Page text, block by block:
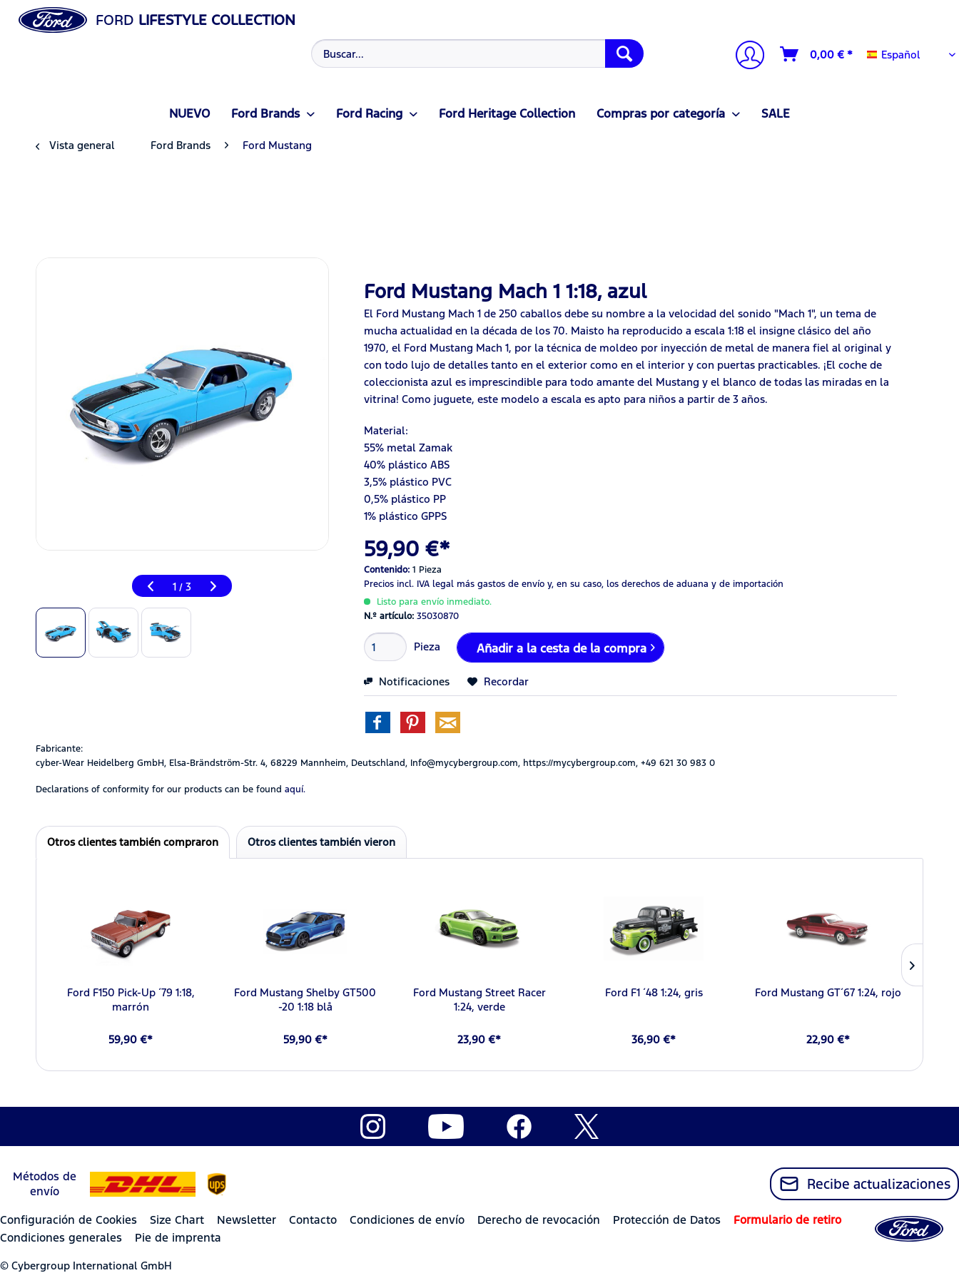
FORD LIFESTYLE COLLECTION
0,00 € * Español
Español
NUEVO Ford Brands Ford Racing Ford Heritage Collection Compras por categoría SALE
Vista general Ford Brands Ford Mustang
1 / 3
Ford Mustang Mach 1 1:18, azul
El Ford Mustang Mach 1 de 250 caballos debe su nombre a la velocidad del sonido "Mach 1", un tema de
mucha actualidad en la década de los 70. Maisto ha reproducido a escala 1:18 el insigne clásico del año
1970, el Ford Mustang Mach 1, por la técnica de moldeo por inyección de metal de manera fiel al original y
con todo lujo de detalles tanto en el exterior como en el interior y con puertas practicables. ¡El coche de
coleccionista azul es imprescindible para todo amante del Mustang y el blanco de todas las miradas en la
vitrina! Como juguete, este modelo a escala es apto para niños a partir de 3 años.
Material:
55% metal Zamak
40% plástico ABS
3,5% plástico PVC
0,5% plástico PP
1% plástico GPPS
59,90 €*
Contenido:1 Pieza
Precios incl. IVA legal más gastos de envío y, en su caso, los derechos de aduana y de importación
Listo para envío inmediato.
N.º artículo:35030870
Pieza Añadir a la cesta de la compra
Notificaciones Recordar
Fabricante:
cyber-Wear Heidelberg GmbH, Elsa-Brändström-Str. 4, 68229 Mannheim, Deutschland, Info@mycybergroup.com, https://mycybergroup.com, +49 621 30 983 0
Declarations of conformity for our products can be found aquí.
Otros clientes también compraron Otros clientes también vieron
Ford F150 Pick-Up ´79 1:18,
marrón
59,90 €*
Ford Mustang Shelby GT500
-20 1:18 blå
59,90 €*
Ford Mustang Street Racer
1:24, verde
23,90 €*
Ford F1 ´48 1:24, gris
36,90 €*
Ford Mustang GT´67 1:24, rojo
22,90 €*
Métodos de
envío
Recibe actualizaciones
Configuración de Cookies Size Chart Newsletter Contacto Condiciones de envío Derecho de revocación Protección de Datos
Formulario de retiro
Condiciones generales
Pie de imprenta
© Cybergroup International GmbH